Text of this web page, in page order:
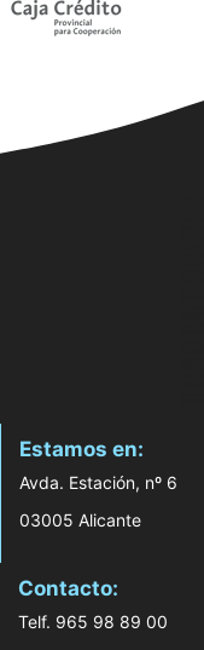
Estamos en:
Avda. Estación, nº 6
03005 Alicante
Contacto:
Telf. 965 98 89 00